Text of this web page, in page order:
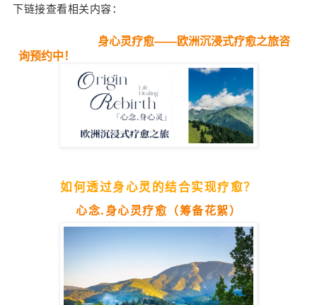
下链接查看相关内容：
身心灵疗愈——欧洲沉浸式疗愈之旅咨
询预约中！
如何透过身心灵的结合实现疗愈？
心念.身心灵疗愈（筹备花絮）